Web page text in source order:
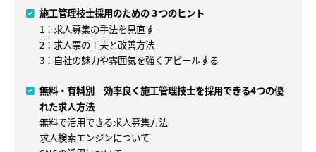
施工管理技士採用のための３つのヒント
1：求人募集の手法を見直す
2：求人票の工夫と改善方法
3：自社の魅力や雰囲気を強くアピールする
無料・有料別 効率良く施工管理技士を採用できる4つの優
れた求人方法
無料で活用できる求人募集方法
求人検索エンジンについて